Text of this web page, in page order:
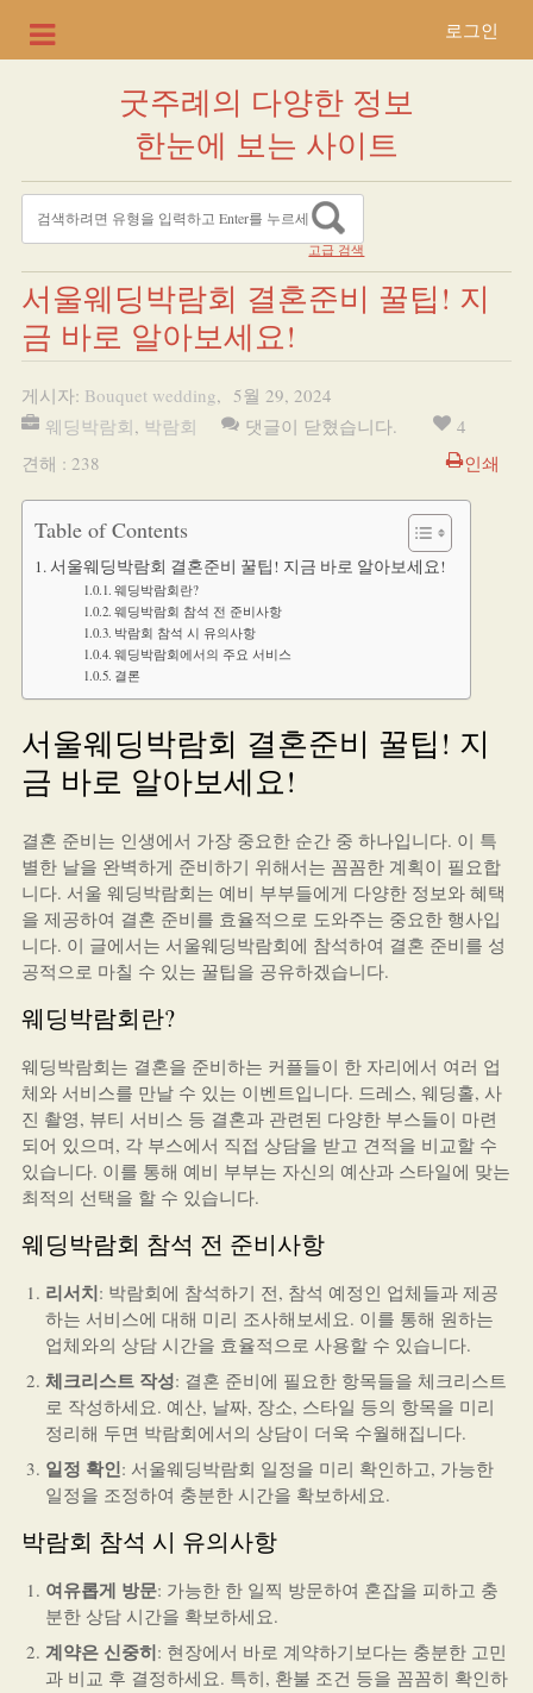
로그인
굿주례의 다양한 정보
한눈에 보는 사이트
고급 검색
서울웨딩박람회 결혼준비 꿀팁! 지
금 바로 알아보세요!
게시자: Bouquet wedding, 5월 29, 2024
웨딩박람회, 박람회 댓글이 닫혔습니다.
4
견해 : 238
인쇄
Table of Contents
서울웨딩박람회 결혼준비 꿀팁! 지금 바로 알아보세요!
웨딩박람회란?
웨딩박람회 참석 전 준비사항
박람회 참석 시 유의사항
웨딩박람회에서의 주요 서비스
결론
서울웨딩박람회 결혼준비 꿀팁! 지
금 바로 알아보세요!
결혼 준비는 인생에서 가장 중요한 순간 중 하나입니다. 이 특
별한 날을 완벽하게 준비하기 위해서는 꼼꼼한 계획이 필요합
니다. 서울 웨딩박람회는 예비 부부들에게 다양한 정보와 혜택
을 제공하여 결혼 준비를 효율적으로 도와주는 중요한 행사입
니다. 이 글에서는 서울웨딩박람회에 참석하여 결혼 준비를 성
공적으로 마칠 수 있는 꿀팁을 공유하겠습니다.
웨딩박람회란?
웨딩박람회는 결혼을 준비하는 커플들이 한 자리에서 여러 업
체와 서비스를 만날 수 있는 이벤트입니다. 드레스, 웨딩홀, 사
진 촬영, 뷰티 서비스 등 결혼과 관련된 다양한 부스들이 마련
되어 있으며, 각 부스에서 직접 상담을 받고 견적을 비교할 수
있습니다. 이를 통해 예비 부부는 자신의 예산과 스타일에 맞는
최적의 선택을 할 수 있습니다.
웨딩박람회 참석 전 준비사항
리서치: 박람회에 참석하기 전, 참석 예정인 업체들과 제공
하는 서비스에 대해 미리 조사해보세요. 이를 통해 원하는
업체와의 상담 시간을 효율적으로 사용할 수 있습니다.
체크리스트 작성: 결혼 준비에 필요한 항목들을 체크리스트
로 작성하세요. 예산, 날짜, 장소, 스타일 등의 항목을 미리
정리해 두면 박람회에서의 상담이 더욱 수월해집니다.
일정 확인: 서울웨딩박람회 일정을 미리 확인하고, 가능한
일정을 조정하여 충분한 시간을 확보하세요.
박람회 참석 시 유의사항
여유롭게 방문: 가능한 한 일찍 방문하여 혼잡을 피하고 충
분한 상담 시간을 확보하세요.
계약은 신중히: 현장에서 바로 계약하기보다는 충분한 고민
과 비교 후 결정하세요. 특히, 환불 조건 등을 꼼꼼히 확인하